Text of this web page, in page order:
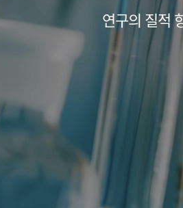
연구의 질적